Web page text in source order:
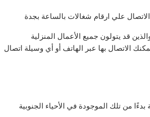
علي ارقام شغالات بالساعة بجدة
قد يتولون جميع الأعمال المنزلية
الاتصال بها عبر الهاتف أو أي وسيلة اتصال
من تلك الموجودة في الأحياء الجنوبية